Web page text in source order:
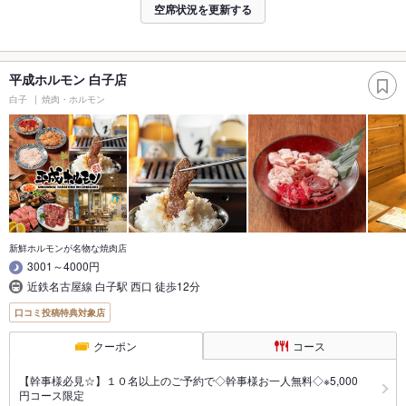
空席状況を更新する
平成ホルモン 白子店
白子 焼肉・ホルモン
新鮮ホルモンが名物な焼肉店
3001～4000円
近鉄名古屋線 白子駅 西口 徒歩12分
口コミ投稿特典対象店
クーポン コース
【幹事様必見☆】１０名以上のご予約で◇幹事様お一人無料◇※5,000
円コース限定